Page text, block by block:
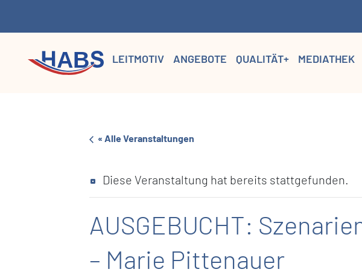
LEITMOTIV ANGEBOTE QUALITÄT+ MEDIATHEK
« Alle Veranstaltungen
Diese Veranstaltung hat bereits stattgefunden.
AUSGEBUCHT:
– Marie Pittenauer